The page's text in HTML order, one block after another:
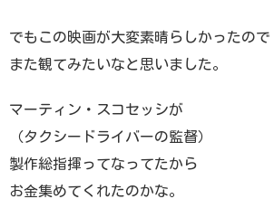
でもこの映画が大変素晴らしかったので
また観てみたいなと思いました。
マーティン・スコセッシが
（タクシードライバーの監督）
製作総指揮ってなってたから
お金集めてくれたのかな。